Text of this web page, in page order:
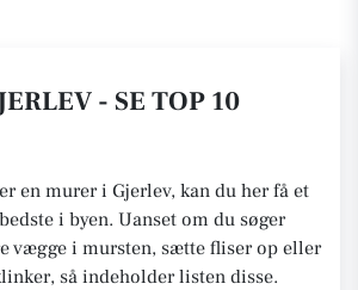
- SE TOP 10
en murer i Gjerlev, kan du her få et
i byen. Uanset om du søger
vægge i mursten, sætte fliser op eller
så indeholder listen disse.